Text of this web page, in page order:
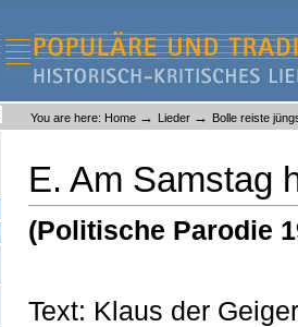
Liederlexikon
You are here: Home → Lieder → Bolle reiste
E. Am Samstag
(Politische Parodie
Text: Klaus der